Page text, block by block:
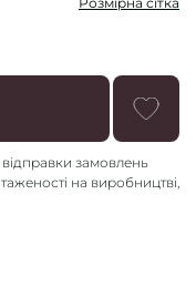
замовлень
на виробництві,